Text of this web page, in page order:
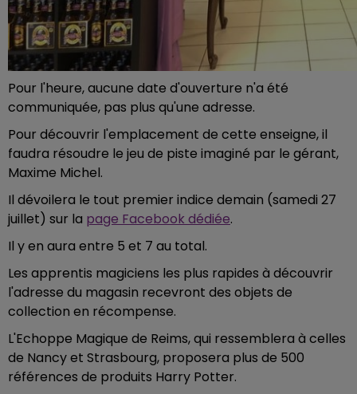
Pour l'heure, aucune date d'ouverture n'a été
communiquée, pas plus qu'une adresse.
Pour découvrir l'emplacement de cette enseigne, il
faudra résoudre le jeu de piste imaginé par le gérant,
Maxime Michel.
Il dévoilera le tout premier indice demain (samedi 27
juillet) sur la page Facebook dédiée.
Il y en aura entre 5 et 7 au total.
Les apprentis magiciens les plus rapides à découvrir
l'adresse du magasin recevront des objets de
collection en récompense.
L'Echoppe Magique de Reims, qui ressemblera à celles
de Nancy et Strasbourg, proposera plus de 500
références de produits Harry Potter.